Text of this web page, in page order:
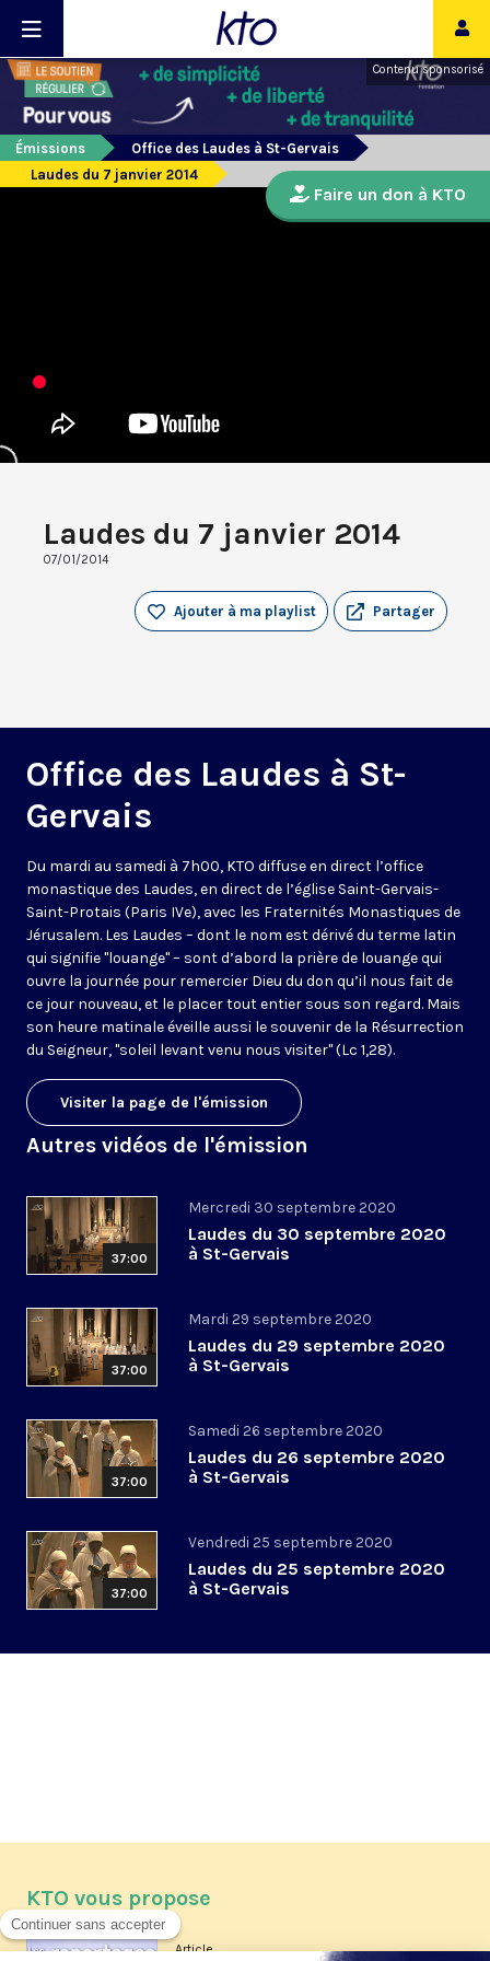
Contenu sponsorisé
Émissions
Office des Laudes à St-Gervais
Laudes du 7 janvier 2014
Laudes du 7 janvier 2014
07/01/2014
Partager
Ajouter à ma playlist
Office des Laudes à St-
Gervais
Du mardi au samedi à 7h00, KTO diffuse en direct l’office
monastique des Laudes, en direct de l’église Saint-Gervais-
Saint-Protais (Paris IVe), avec les Fraternités Monastiques de
Jérusalem. Les Laudes – dont le nom est dérivé du terme latin
qui signifie "louange" – sont d’abord la prière de louange qui
ouvre la journée pour remercier Dieu du don qu’il nous fait de
ce jour nouveau, et le placer tout entier sous son regard. Mais
son heure matinale éveille aussi le souvenir de la Résurrection
du Seigneur, "soleil levant venu nous visiter" (Lc 1,28).
Visiter la page de l'émission
Autres vidéos de l'émission
37:00
Mercredi 30 septembre 2020
Laudes du 30 septembre 2020
à St-Gervais
37:00
Mardi 29 septembre 2020
Laudes du 29 septembre 2020
à St-Gervais
37:00
Samedi 26 septembre 2020
Laudes du 26 septembre 2020
à St-Gervais
37:00
Vendredi 25 septembre 2020
Laudes du 25 septembre 2020
à St-Gervais
Faire un don à KTO
KTO vous propose
Article